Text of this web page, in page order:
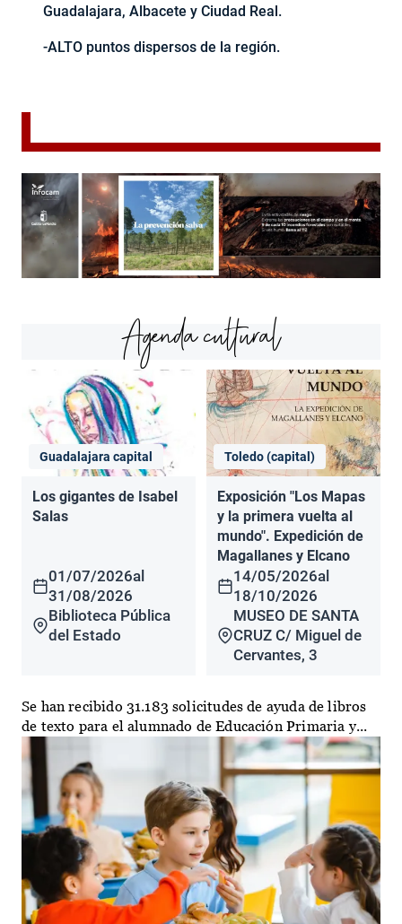
Guadalajara, Albacete y Ciudad Real.
-ALTO puntos dispersos de la región.
Agenda cultural
Guadalajara capital
Los gigantes de Isabel
Salas
01/07/2026al
31/08/2026
Biblioteca Pública
del Estado
Toledo (capital)
Exposición "Los Mapas
y la primera vuelta al
mundo". Expedición de
Magallanes y Elcano
14/05/2026al
18/10/2026
MUSEO DE SANTA
CRUZ C/ Miguel de
Cervantes, 3
Se han recibido 31.183 solicitudes de ayuda de libros
de texto para el alumnado de Educación Primaria y...